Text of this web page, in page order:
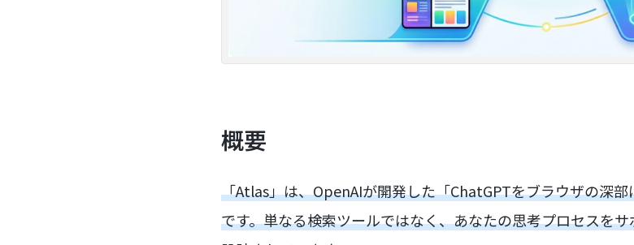
概要
「Atlas」は、OpenAIが開発した「ChatGPTをブラウザの深
です。単なる検索ツールではなく、あなたの思考プロセスを